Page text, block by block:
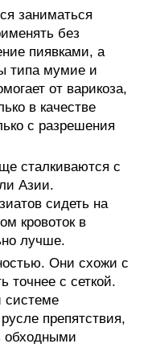
заниматься
без
пиявками, а
типа мумие и
от варикоза,
в качестве
с разрешения
сталкиваются с
Азии.
сидеть на
кровоток в
лучше.
Они схожи с
точнее с сеткой.
системе
препятствия,
обходными